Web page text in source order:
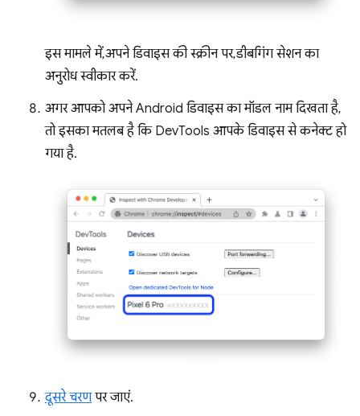
इस मामले में, अपने डिवाइस की स्क्रीन पर, डीबगिंग सेशन का
अनुरोध स्वीकार करें.
अगर आपको अपने Android डिवाइस का मॉडल नाम दिखता है,
तो इसका मतलब है कि DevTools आपके डिवाइस से कनेक्ट हो
गया है.
दूसरे चरणपर जाएं.